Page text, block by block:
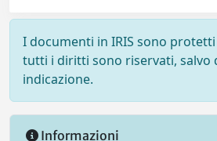
I documenti in IRIS sono
tutti i diritti sono riservati, salvo
indicazione.
Informazioni